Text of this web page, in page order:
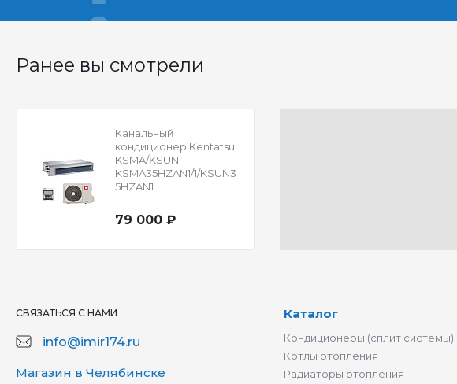
Ранее вы смотрели
Канальный
кондиционер Kentatsu
KSMA/KSUN
KSMA35HZAN1/1/KSUN3
5HZAN1
79 000 ₽
СВЯЗАТЬСЯ С НАМИ
info@imir174.ru
Магазин в Челябинске
Каталог
Кондиционеры (сплит системы)
Котлы отопления
Радиаторы отопления